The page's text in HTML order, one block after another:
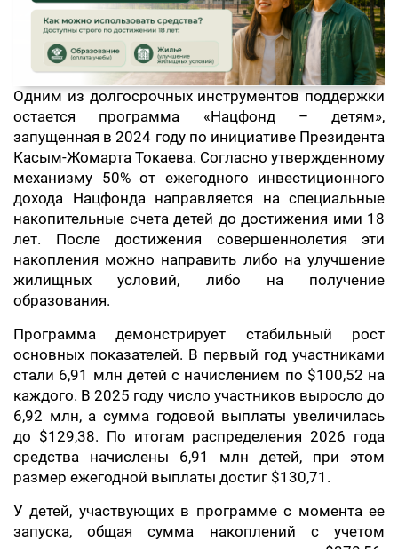
Одним из долгосрочных инструментов поддержки
остается программа «Нацфонд – детям»,
запущенная в 2024 году по инициативе Президента
Касым-Жомарта Токаева. Согласно утвержденному
механизму 50% от ежегодного инвестиционного
дохода Нацфонда направляется на специальные
накопительные счета детей до достижения ими 18
лет. После достижения совершеннолетия эти
накопления можно направить либо на улучшение
жилищных условий, либо на получение
образования.
Программа демонстрирует стабильный рост
основных показателей. В первый год участниками
стали 6,91 млн детей с начислением по $100,52 на
каждого. В 2025 году число участников выросло до
6,92 млн, а сумма годовой выплаты увеличилась
до $129,38. По итогам распределения 2026 года
средства начислены 6,91 млн детей, при этом
размер ежегодной выплаты достиг $130,71.
У детей, участвующих в программе с момента ее
запуска, общая сумма накоплений с учетом